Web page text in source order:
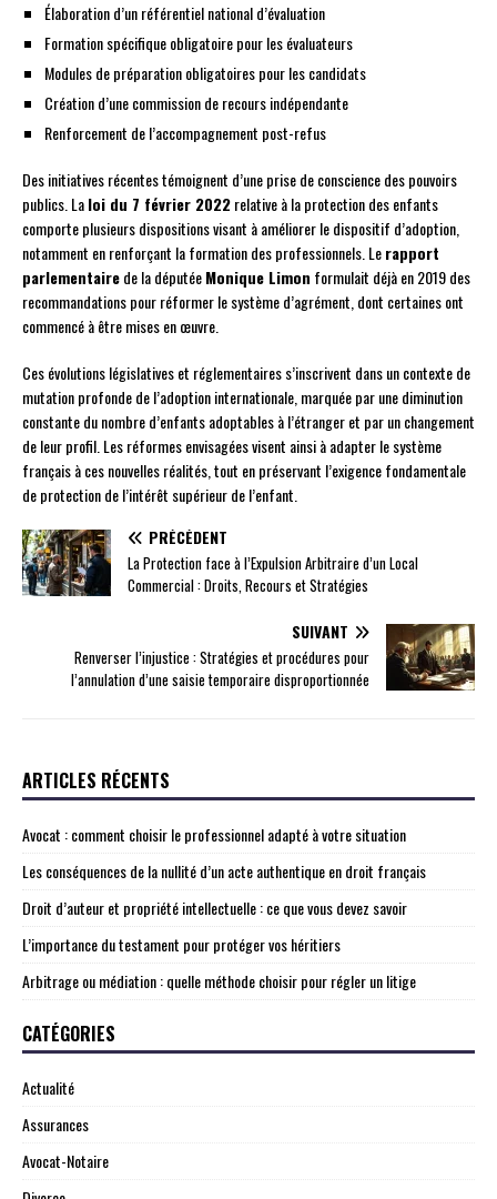
Élaboration d’un référentiel national d’évaluation
Formation spécifique obligatoire pour les évaluateurs
Modules de préparation obligatoires pour les candidats
Création d’une commission de recours indépendante
Renforcement de l’accompagnement post-refus
Des initiatives récentes témoignent d’une prise de conscience des pouvoirs
publics. Laloi du 7 février 2022relative à la protection des enfants
comporte plusieurs dispositions visant à améliorer le dispositif d’adoption,
notamment en renforçant la formation des professionnels. Lerapport
parlementairede la députéeMonique Limon formulait déjà en 2019 des
recommandations pour réformer le système d’agrément, dont certaines ont
commencé à être mises en œuvre.
Ces évolutions législatives et réglementaires s’inscrivent dans un contexte de
mutation profonde de l’adoption internationale, marquée par une diminution
constante du nombre d’enfants adoptables à l’étranger et par un changement
de leur profil. Les réformes envisagées visent ainsi à adapter le système
français à ces nouvelles réalités, tout en préservant l’exigence fondamentale
de protection de l’intérêt supérieur de l’enfant.
PRÉCÉDENT
La Protection face à l’Expulsion Arbitraire d’un Local
Commercial : Droits, Recours et Stratégies
SUIVANT
Renverser l’injustice : Stratégies et procédures pour
l’annulation d’une saisie temporaire disproportionnée
ARTICLES RÉCENTS
Avocat : comment choisir le professionnel adapté à votre situation
Les conséquences de la nullité d’un acte authentique en droit français
Droit d’auteur et propriété intellectuelle : ce que vous devez savoir
L’importance du testament pour protéger vos héritiers
Arbitrage ou médiation : quelle méthode choisir pour régler un litige
CATÉGORIES
Actualité
Assurances
Avocat-Notaire